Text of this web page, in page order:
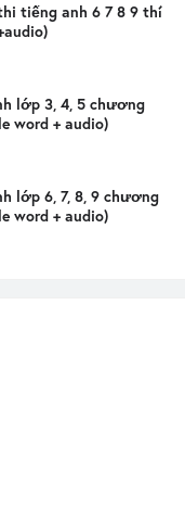
tiếng anh 6 7 8 9 thí
lớp 3, 4, 5 chương
word + audio)
lớp 6, 7, 8, 9 chương
word + audio)